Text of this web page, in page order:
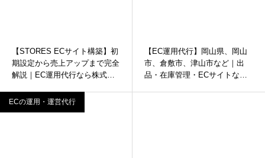
【STORES ECサイト構築】初
期設定から売上アップまで完全
解説｜EC運用代行なら株式会
【EC運用代行】岡山県、岡山
市、倉敷市、津山市など｜出
品・在庫管理・ECサイトなら
ECの運用・運営代行